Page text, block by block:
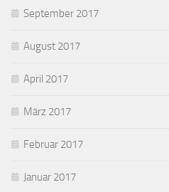
September 2017
August 2017
April 2017
März 2017
Februar 2017
Januar 2017